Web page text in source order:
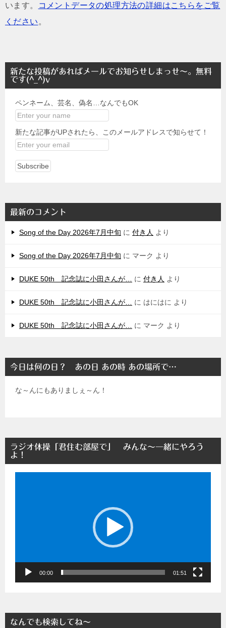
います。
コメントデータの処理方法の詳細はこちらをご覧
ください 。
新たな投稿があればメールでお知らせしまっせ～。無料
です(^_^)v
ペンネーム、芸名、偽名…なんでもOK
新たな記事がUPされたら、このメールアドレスで知らせて！
最新のコメント
Song of the Day 2026年7月中旬 に 付き人 より
Song of the Day 2026年7月中旬 に マーク より
DUKE 50th 記念誌に小田さんが… に 付き人 より
DUKE 50th 記念誌に小田さんが… に はにはに より
DUKE 50th 記念誌に小田さんが… に マーク より
今日は何の日？ あの日 あの時 あの場所で…
な～んにもありましぇ～ん！
ラジオ体操「君住む部屋で」 みんな～一緒にやろう
よ！
00:00 01:51
なんでも検索してね～